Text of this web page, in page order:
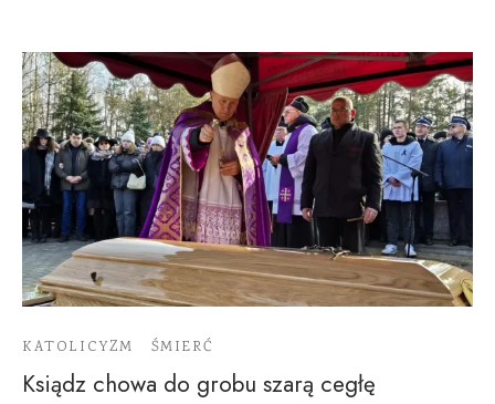
KATOLICYZM ŚMIERĆ
Ksiądz chowa do grobu szarą cegłę